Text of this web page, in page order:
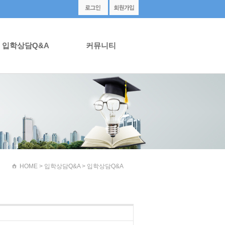
입학상담Q&A 커뮤니티
HOME > 입학상담Q&A > 입학상담Q&A